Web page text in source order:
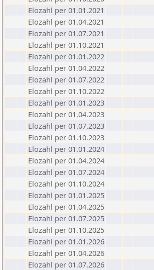
Elozahl per 01.01.2021
Elozahl per 01.04.2021
Elozahl per 01.07.2021
Elozahl per 01.10.2021
Elozahl per 01.01.2022
Elozahl per 01.04.2022
Elozahl per 01.07.2022
Elozahl per 01.10.2022
Elozahl per 01.01.2023
Elozahl per 01.04.2023
Elozahl per 01.07.2023
Elozahl per 01.10.2023
Elozahl per 01.01.2024
Elozahl per 01.04.2024
Elozahl per 01.07.2024
Elozahl per 01.10.2024
Elozahl per 01.01.2025
Elozahl per 01.04.2025
Elozahl per 01.07.2025
Elozahl per 01.10.2025
Elozahl per 01.01.2026
Elozahl per 01.04.2026
Elozahl per 01.07.2026